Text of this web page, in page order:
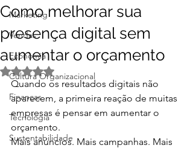
Marketing
Vendas
Economia
Cultura Organizacional
Finanças
Tecnologia
Sustentabilidade
Como melhorar sua
presença digital sem
aumentar o orçamento
Avaliado com NaN de 5 estrelas.
Quando os resultados digitais não
aparecem, a primeira reação de muitas
empresas é pensar em aumentar o
orçamento.
Mais anúncios. Mais campanhas. Mais